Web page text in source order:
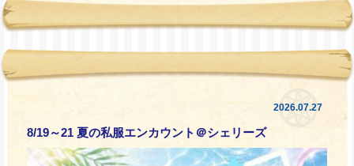
2026.07.27
8/19～21 夏の私服エンカウント＠シェリーズ